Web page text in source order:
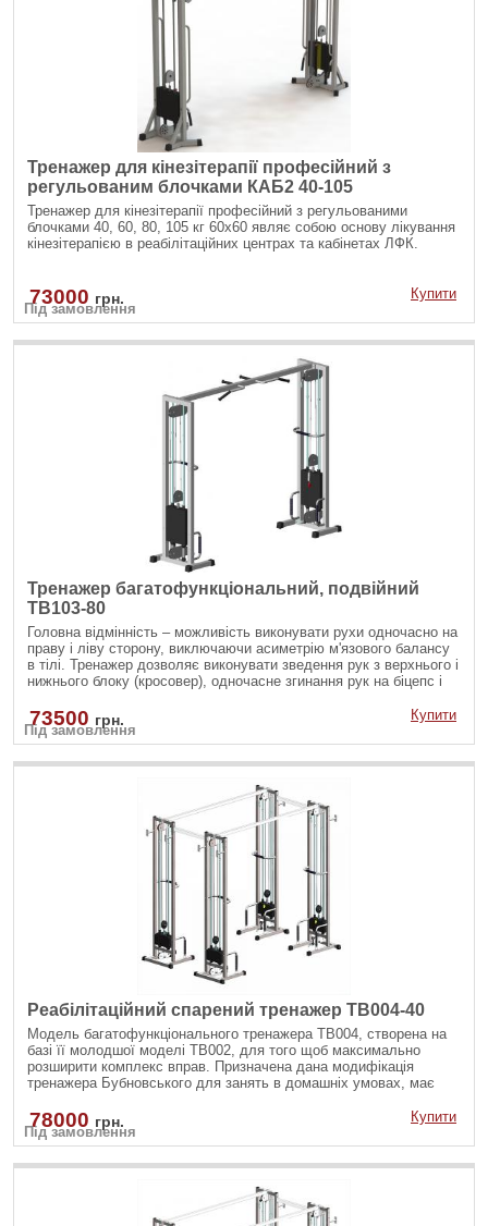
Тренажер для кінезітерапії професійний з
регульованим блочками КАБ2 40-105
Тренажер для кінезітерапії професійний з регульованими
блочками 40, 60, 80, 105 кг 60х60 являє собою основу лікування
кінезітерапією в реабілітаційних центрах та кабінетах ЛФК.
73000 грн.
Купити
Під замовлення
Тренажер багатофункціональний, подвійний
TB103-80
Головна відмінність – можливість виконувати рухи одночасно на
праву і ліву сторону, виключаючи асиметрію м'язового балансу
в тілі. Тренажер дозволяє виконувати зведення рук з верхнього і
нижнього блоку (кросовер), одночасне згинання рук на біцепс і
73500 грн.
Купити
Під замовлення
Реабілітаційний спарений тренажер TB004-40
Модель багатофункціонального тренажера TB004, створена на
базі її молодшої моделі TB002, для того щоб максимально
розширити комплекс вправ. Призначена дана модифікація
тренажера Бубновського для занять в домашніх умовах, має
зразка.
78000 грн.
Купити
Під замовлення